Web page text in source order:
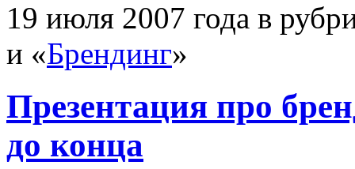
19 июля 2007 года в
и «Брендинг»
Презентация про
до конца